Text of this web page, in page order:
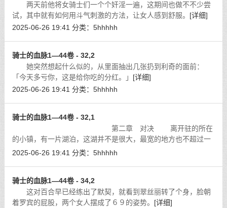
两天前他将女骑士们一个个奸淫一遍，这期间也做不不少尝
试，其中就有如何用斗气刺激的方法，让女人感到舒服。 [详细]
2025-06-26 19:41 分类： 5hhhhh
骑士的血脉1—44卷 - 32,2
她突然想起什么似的，从里面抽出几张扔到利奇的面前：
「今天多亏你，这是给你吃的分红。」 [详细]
2025-06-26 19:41 分类： 5hhhhh
骑士的血脉1—44卷 - 32,1
第二章 对决 离开驻的所在
的小镇，有一片湖泊，这湖并不是很大，最宽的地方也不超过一
公里，只能算是一个稍微大一些的池塘。
2025-06-26 19:41 分类： 5hhhhh
骑士的血脉1—44卷 - 34,2
这对百合早已经练出了默契，就看到翠丝丽转了个身，脸朝
着罗宾的屁股，两个女人摆成了６９的姿势。 [详细]